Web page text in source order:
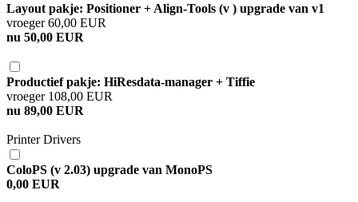
Layout pakje: Positioner + Align-Tools (v ) upgrade van v1
vroeger 60,00 EUR
nu 50,00 EUR
Productief pakje: HiResdata-manager + Tiffie
vroeger 108,00 EUR
nu 89,00 EUR
Printer Drivers
ColoPS (v 2.03) upgrade van MonoPS
0,00 EUR